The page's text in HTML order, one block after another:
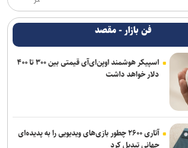
فن بازار - مقصد
اسپیکر هوشمند اوپن‌ای‌آی قیمتی بین ۳۰۰ تا ۴۰۰
دلار خواهد داشت
آتاری ۲۶۰۰ چطور بازی‌های ویدیویی را به پدیده‌ای
جهانی تبدیل کرد